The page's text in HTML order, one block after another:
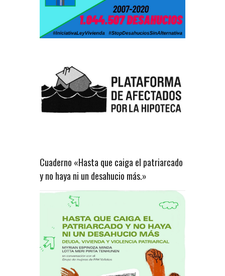
Cuaderno «Hasta que caiga el patriarcado
y no haya ni un desahucio más.»